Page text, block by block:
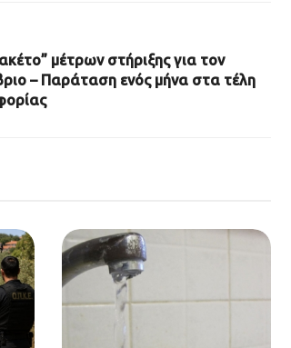
μέτρων στήριξης για τον
– Παράταση ενός μήνα στα τέλη